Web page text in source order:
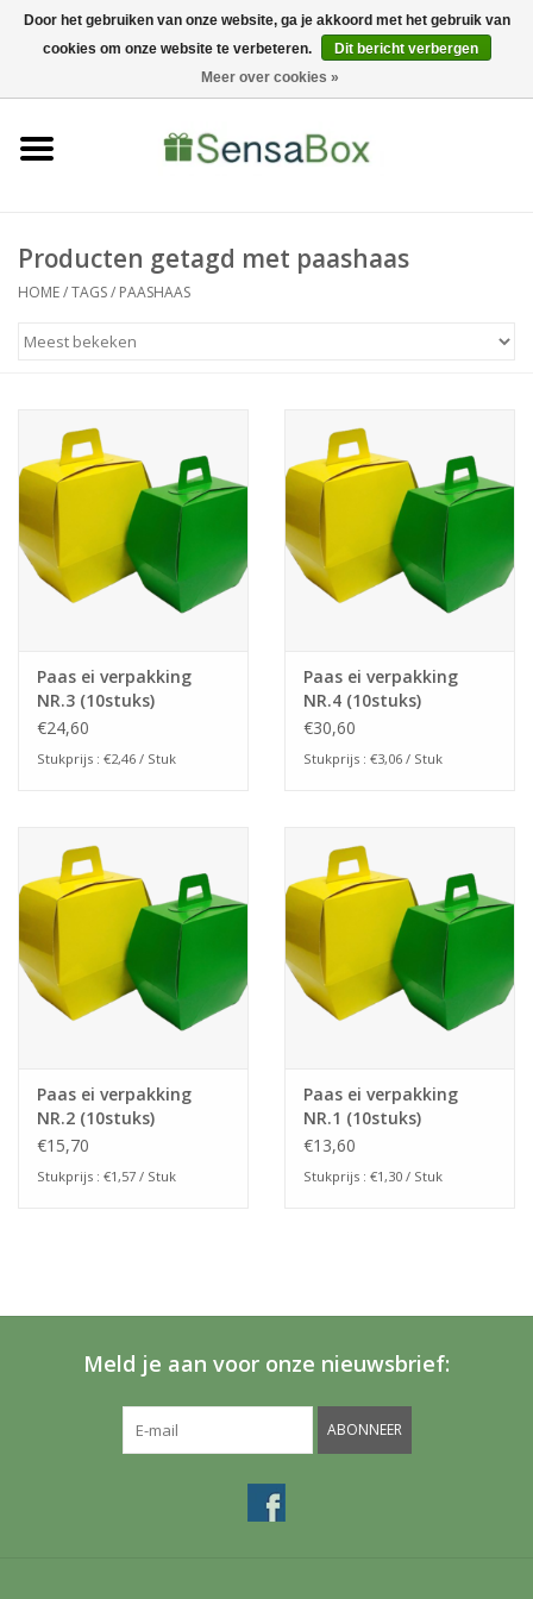
06-22022900 0 Artikelen - €0,00
Bewerkingen
Producten getagd met paashaas
HOME/TAGS/ PAASHAAS
Paas ei verpakking
NR.3 (10stuks)
€24,60
Stukprijs : €2,46 / Stuk
Paas ei verpakking
NR.4 (10stuks)
€30,60
Stukprijs : €3,06 / Stuk
Paas ei verpakking
NR.2 (10stuks)
€15,70
Stukprijs : €1,57 / Stuk
Paas ei verpakking
NR.1 (10stuks)
€13,60
Stukprijs : €1,30 / Stuk
Meld je aan voor onze nieuwsbrief:
ABONNEER
Door het gebruiken van onze website, ga je akkoord met het gebruik van
cookies om onze website te verbeteren.
Dit bericht verbergen
Meer over cookies »